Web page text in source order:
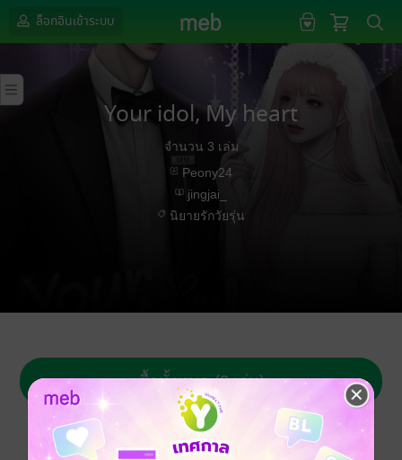
ล็อกอินเข้าระบบ
Your idol, My heart
จำนวน 3 เล่ม
Peony24
jingjai_
นิยายรักวัยรุ่น
ซื้อทั้งหมด (3 เล่ม)